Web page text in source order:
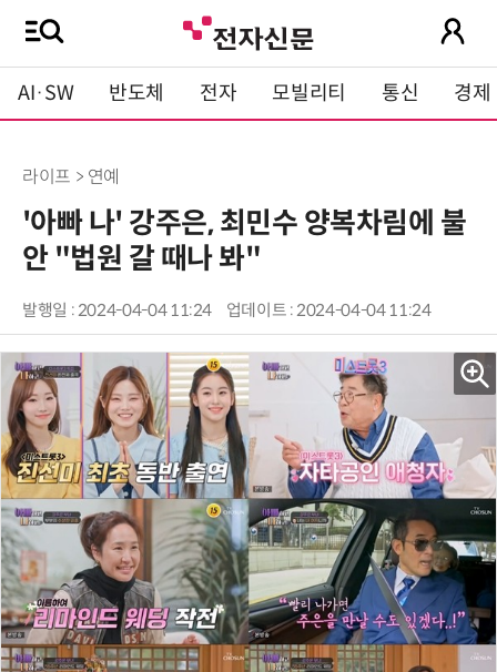
AI·SW 반도체 전자 모빌리티 통신 경제
라이프 > 연예
'아빠 나' 강주은, 최민수 양복차림에 불
안 "법원 갈 때나 봐"
발행일 : 2024-04-04 11:24 업데이트 : 2024-04-04 11:24